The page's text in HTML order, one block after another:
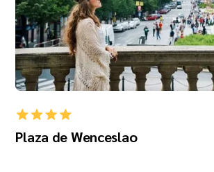
Plaza de Wenceslao